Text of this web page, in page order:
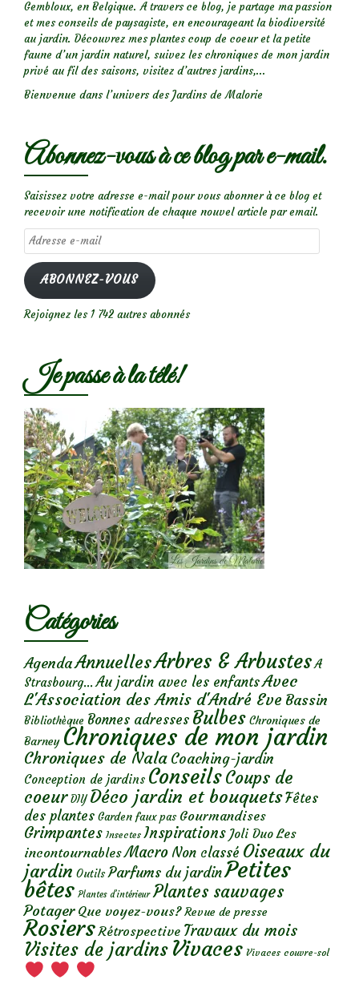
Gembloux, en Belgique. A travers ce blog, je partage ma passion
et mes conseils de paysagiste, en encourageant la biodiversité
au jardin. Découvrez mes plantes coup de coeur et la petite
faune d’un jardin naturel, suivez les chroniques de mon jardin
privé au fil des saisons, visitez d’autres jardins,...
Bienvenue dans l’univers des Jardins de Malorie
Abonnez-vous à ce blog par e-mail.
Saisissez votre adresse e-mail pour vous abonner à ce blog et
recevoir une notification de chaque nouvel article par email.
Adresse
e-
mail
ABONNEZ-VOUS
Rejoignez les 1 742 autres abonnés
Je passe à la télé!
Catégories
AgendaAnnuellesArbres & Arbustes A
Strasbourg... Au jardin avec les enfantsAvec
L'Association des Amis d'André Eve Bassin
Bibliothèque Bonnes adresses Bulbes Chroniques de
Barney Chroniques de mon jardin
Chroniques de Nala Coaching-jardin
Conception de jardins ConseilsCoups de
coeur DIY Déco jardin et bouquetsFêtes
des plantes Garden faux pas Gourmandises
Grimpantes Insectes Inspirations Joli Duo Les
incontournables Macro Non classé Oiseaux du
jardin Outils Parfums du jardinPetites
bêtes Plantes d’intérieur Plantes sauvages
Potager Que voyez-vous? Revue de presse
Rosiers Rétrospective Travaux du mois
Visites de jardins Vivaces Vivaces couvre-sol